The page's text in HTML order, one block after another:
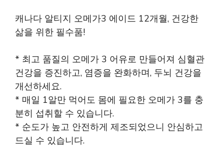
캐나다 알티지 오메가3 에이드 12개월, 건강한
삶을 위한 필수품!
* 최고 품질의 오메가 3 어유로 만들어져 심혈관
건강을 증진하고, 염증을 완화하며, 두뇌 건강을
개선하세요.
* 매일 1알만 먹어도 몸에 필요한 오메가 3를 충
분히 섭취할 수 있습니다.
* 순도가 높고 안전하게 제조되었으니 안심하고
드실 수 있습니다.